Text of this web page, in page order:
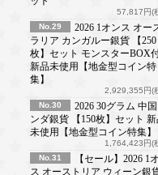
57,817円(
No.29
2026 1オンス オー
ラリア カンガルー銀貨 【250
枚】セット モンスターBOX
新品未使用【地金型コイン特
集】
2,929,355円(
No.30
2026 30グラム 中
ンダ銀貨 【150枚】セット
未使用【地金型コイン特集】
1,764,423円(
No.31
【セール】2026 1
ス オーストリア ウィーン銀